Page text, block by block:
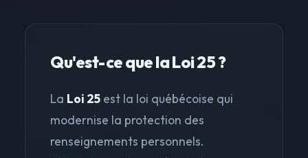
Qu'est-ce que la Loi 25 ?
La Loi 25 est la loi québécoise qui
modernise la protection des
renseignements personnels.